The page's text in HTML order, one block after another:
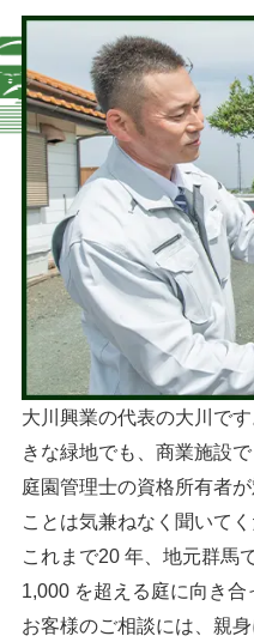
大川興業の代表の大川で
きな緑地でも、商業施設
庭園管理士の資格所有者
ことは気兼ねなく聞いてく
これまで20 年、地元群馬
1,000 を超える庭に向き合
お客様のご相談には、親